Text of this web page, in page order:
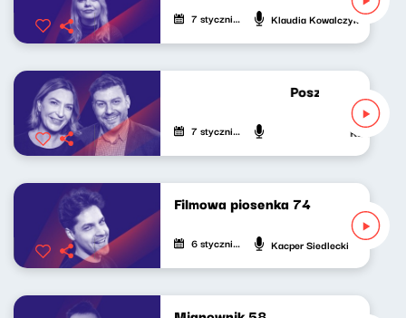
7 stycznia 2025 Klaudia Kowalczyk
Poszukiwacze
7 stycznia 2025 Katarzyna
Filmowa piosenka 74
6 stycznia 2025 Kacper Siedlecki